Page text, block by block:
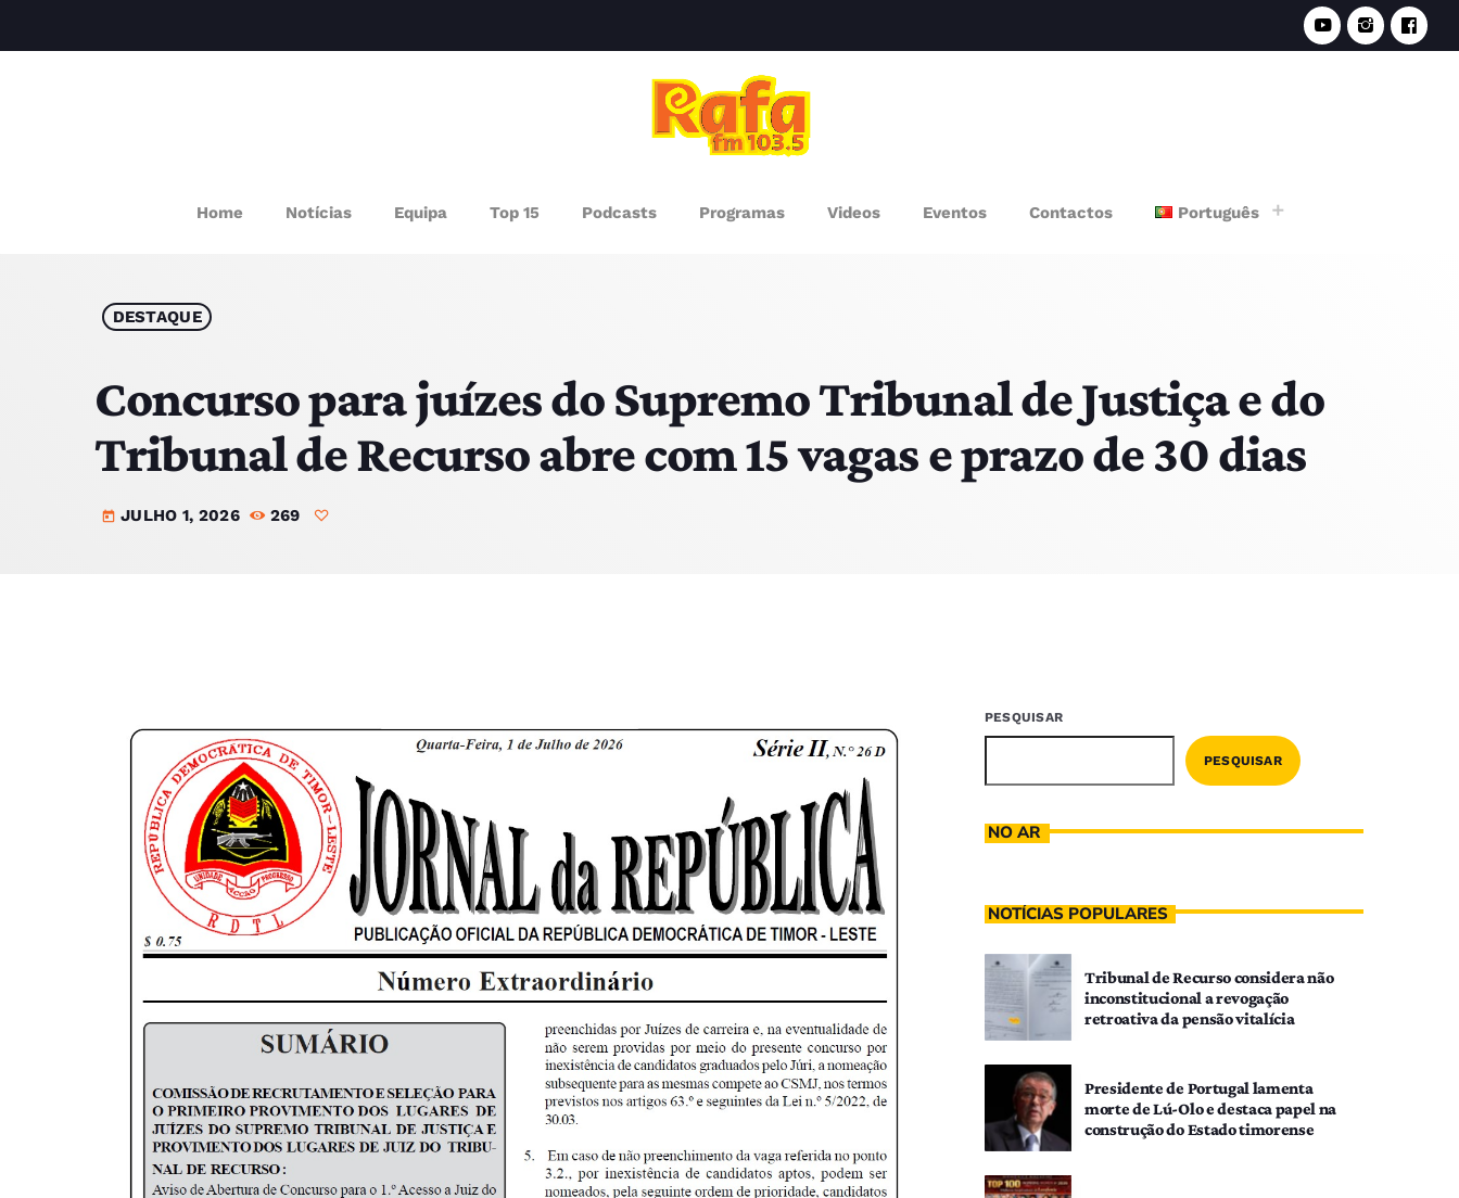
Home Notícias Equipa Top 15 Podcasts Programas Videos Eventos Contactos Português
PRÓXIMOS PROGRAMAS
DESTAQUE
Concurso para juízes do Supremo Tribunal de Justiça e do
Tribunal de Recurso abre com 15 vagas e prazo de 30 dias
today JULHO 1, 2026 269
PESQUISAR
PESQUISAR
NO AR
NOTÍCIAS POPULARES
Tribunal de Recurso considera não
inconstitucional a revogação
retroativa da pensão vitalícia
Presidente de Portugal lamenta
morte de Lú-Olo e destaca papel na
construção do Estado timorense